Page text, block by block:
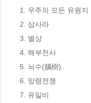
1. 우주의 모든 유원지
2. 삼사라
3. 별상
4. 해부천사
5. 뇌수(腦樹)
6. 망령전쟁
7. 유일비